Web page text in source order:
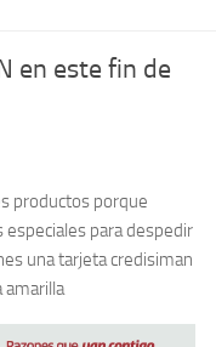
en este fin de
productos porque
especiales para despedir
una tarjeta credisiman
amarilla